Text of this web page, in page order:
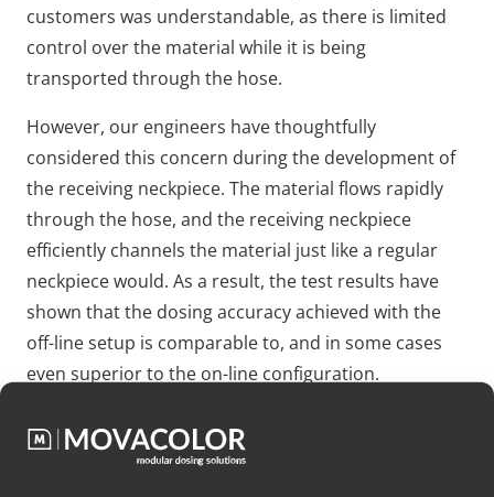
customers was understandable, as there is limited
control over the material while it is being
transported through the hose.
However, our engineers have thoughtfully
considered this concern during the development of
the receiving neckpiece. The material flows rapidly
through the hose, and the receiving neckpiece
efficiently channels the material just like a regular
neckpiece would. As a result, the test results have
shown that the dosing accuracy achieved with the
off-line setup is comparable to, and in some cases
even superior to the on-line configuration.
High Vibrating Injection Molding